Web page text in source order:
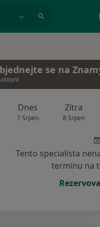
se na
Dnes
7 Srpen
Zítra
8 Srpen
Tento specialista
termínu na